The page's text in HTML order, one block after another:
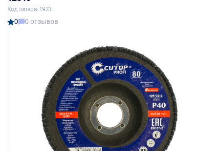
Код товара: 1923
0 0 отзывов